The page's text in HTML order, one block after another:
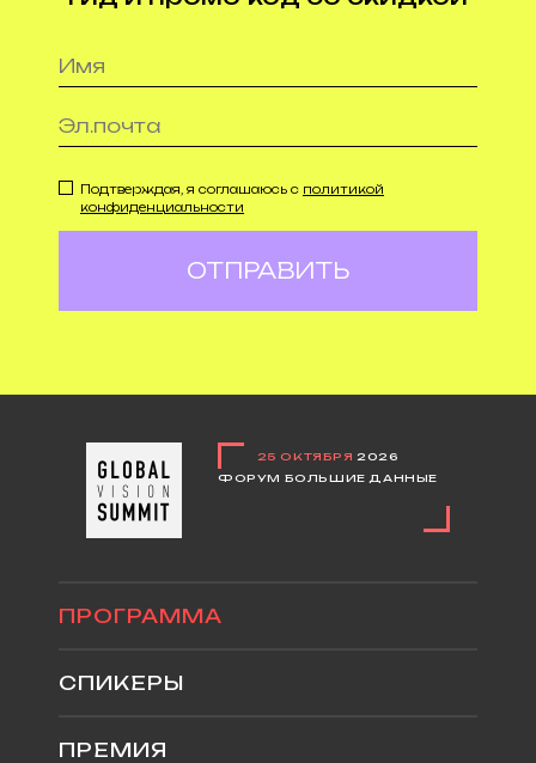
ОТПРАВИТЬ
Подтверждая, я соглашаюсь с политикой
конфиденциальности
25 ОКТЯБРЯ 2026
ФОРУМ БОЛЬШИЕ ДАННЫЕ
ПРОГРАММА
СПИКЕРЫ
ПРЕМИЯ